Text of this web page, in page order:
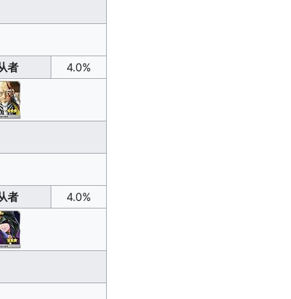
者 4.0%
者 4.0%